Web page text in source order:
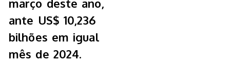
março deste ano,
ante US$ 10,236
bilhões em igual
mês de 2024.